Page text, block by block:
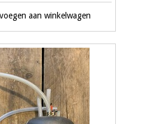
aan winkelwagen